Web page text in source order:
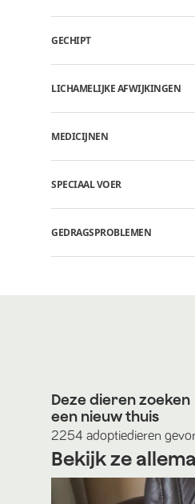
GECHIPT
LICHAMELIJKE AFWIJKINGEN
MEDICIJNEN
SPECIAAL VOER
GEDRAGSPROBLEMEN
Deze dieren zoeken
een nieuw thuis
2254 adoptiedieren
Bekijk ze